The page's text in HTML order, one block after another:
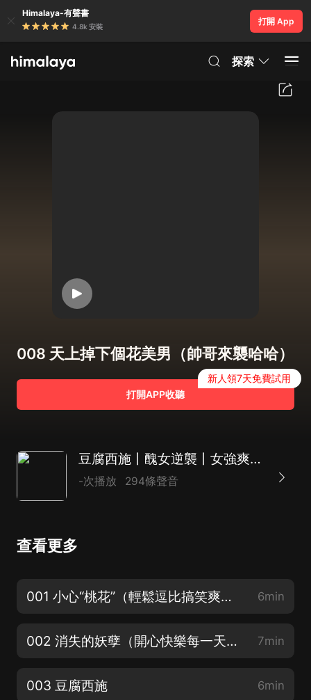
Himalaya-有聲書
4.8k 安裝
打開 App
探索
008 天上掉下個花美男（帥哥來襲哈哈）
打開APP收聽
新人領7天免費試用
豆腐西施丨醜女逆襲丨女強爽文丨爆笑穿越團寵
-次播放 294條聲音
查看更多
001 小心“桃花”（輕鬆逗比搞笑爽文 求訂閱點讚評論轉發 美男奉上哈哈） 6min
002 消失的妖孽（開心快樂每一天，收聽愉快~） 7min
003 豆腐西施 6min